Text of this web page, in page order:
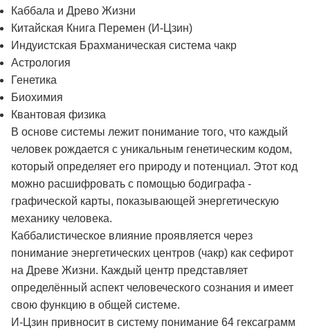
Каббала и Древо Жизни
Китайская Книга Перемен (И-Цзин)
Индуистская Брахманическая система чакр
Астрология
Генетика
Биохимия
Квантовая физика
В основе системы лежит понимание того, что каждый
человек рождается с уникальным генетическим кодом,
который определяет его природу и потенциал. Этот код
можно расшифровать с помощью бодиграфа -
графической карты, показывающей энергетическую
механику человека.
Каббалистическое влияние проявляется через
понимание энергетических центров (чакр) как сефирот
на Древе Жизни. Каждый центр представляет
определённый аспект человеческого сознания и имеет
свою функцию в общей системе.
И-Цзин привносит в систему понимание 64 гексаграмм